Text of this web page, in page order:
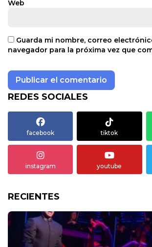
Web
Guarda mi nombre, correo
navegador para la próxima vez que
REDES SOCIALES
facebook tiktok
instagram youtube
RECIENTES